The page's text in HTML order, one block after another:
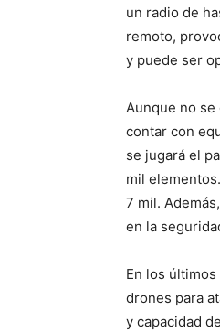
un radio de
remoto,
y puede ser
Aunque no
contar con
se jugará el
mil
7 mil.
en la
En los
drones para
y capacidad